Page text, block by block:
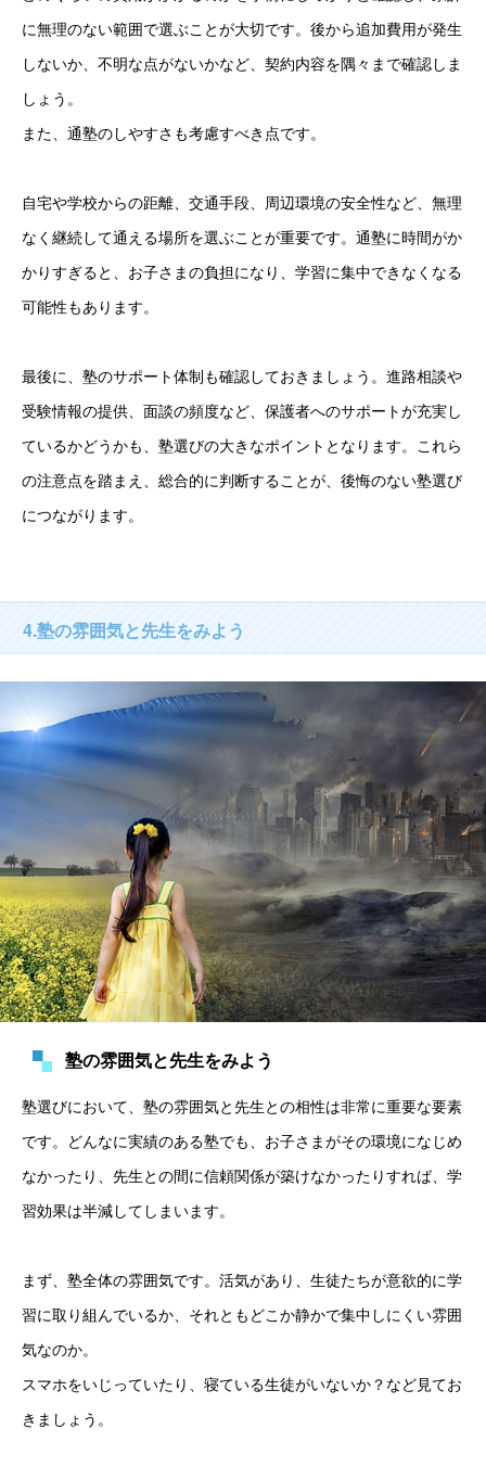
に無理のない範囲で選ぶことが大切です。後から追加費用が発生
しないか、不明な点がないかなど、契約内容を隅々まで確認しま
しょう。
また、通塾のしやすさも考慮すべき点です。
自宅や学校からの距離、交通手段、周辺環境の安全性など、無理
なく継続して通える場所を選ぶことが重要です。通塾に時間がか
かりすぎると、お子さまの負担になり、学習に集中できなくなる
可能性もあります。
最後に、塾のサポート体制も確認しておきましょう。進路相談や
受験情報の提供、面談の頻度など、保護者へのサポートが充実し
ているかどうかも、塾選びの大きなポイントとなります。これら
の注意点を踏まえ、総合的に判断することが、後悔のない塾選び
につながります。
4.塾の雰囲気と先生をみよう
塾の雰囲気と先生をみよう
塾選びにおいて、塾の雰囲気と先生との相性は非常に重要な要素
です。どんなに実績のある塾でも、お子さまがその環境になじめ
なかったり、先生との間に信頼関係が築けなかったりすれば、学
習効果は半減してしまいます。
まず、塾全体の雰囲気です。活気があり、生徒たちが意欲的に学
習に取り組んでいるか、それともどこか静かで集中しにくい雰囲
気なのか。
スマホをいじっていたり、寝ている生徒がいないか？など見てお
きましょう。